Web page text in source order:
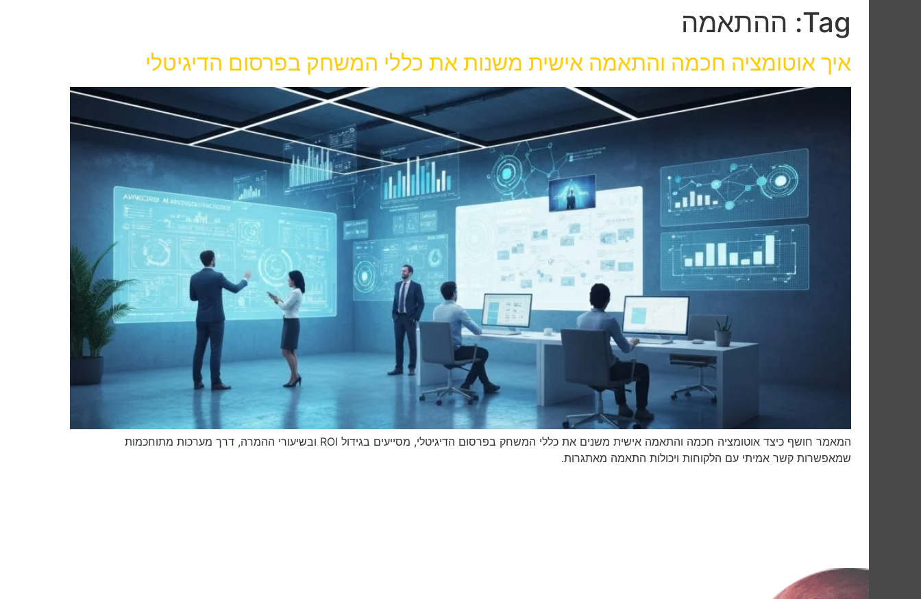
Tag: ההתאמה
איך אוטומציה חכמה והתאמה אישית משנות את כללי המשחק בפרסום הדיגיטלי
המאמר חושף כיצד אוטומציה חכמה והתאמה אישית משנים את כללי המשחק בפרסום הדיגיטלי, מסייעים בגידול ROI ובשיעורי ההמרה, דרך מערכות מתוחכמות
שמאפשרות קשר אמיתי עם הלקוחות ויכולות התאמה מאתגרות.